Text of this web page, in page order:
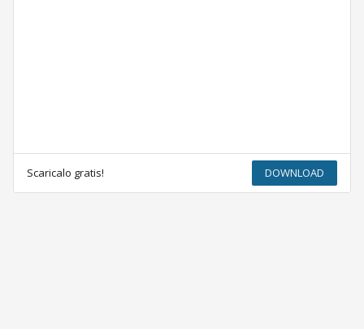
Scaricalo gratis! DOWNLOAD